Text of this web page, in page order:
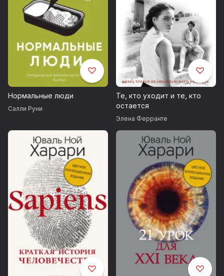
Нормальные люди
Салли Руни
Те, кто уходит и те, кто
остается
Элена Ферранте